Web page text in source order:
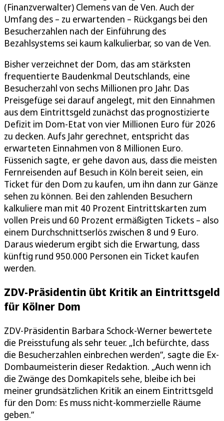
(Finanzverwalter) Clemens van de Ven. Auch der
Umfang des – zu erwartenden – Rückgangs bei den
Besucherzahlen nach der Einführung des
Bezahlsystems sei kaum kalkulierbar, so van de Ven.
Bisher verzeichnet der Dom, das am stärksten
frequentierte Baudenkmal Deutschlands, eine
Besucherzahl von sechs Millionen pro Jahr. Das
Preisgefüge sei darauf angelegt, mit den Einnahmen
aus dem Eintrittsgeld zunächst das prognostizierte
Defizit im Dom-Etat von vier Millionen Euro für 2026
zu decken. Aufs Jahr gerechnet, entspricht das
erwarteten Einnahmen von 8 Millionen Euro.
Füssenich sagte, er gehe davon aus, dass die meisten
Fernreisenden auf Besuch in Köln bereit seien, ein
Ticket für den Dom zu kaufen, um ihn dann zur Gänze
sehen zu können. Bei den zahlenden Besuchern
kalkuliere man mit 40 Prozent Eintrittskarten zum
vollen Preis und 60 Prozent ermäßigten Tickets – also
einem Durchschnittserlös zwischen 8 und 9 Euro.
Daraus wiederum ergibt sich die Erwartung, dass
künftig rund 950.000 Personen ein Ticket kaufen
werden.
ZDV-Präsidentin übt Kritik an Eintrittsgeld
für Kölner Dom
ZDV-Präsidentin Barbara Schock-Werner bewertete
die Preisstufung als sehr teuer. „Ich befürchte, dass
die Besucherzahlen einbrechen werden“, sagte die Ex-
Dombaumeisterin dieser Redaktion. „Auch wenn ich
die Zwänge des Domkapitels sehe, bleibe ich bei
meiner grundsätzlichen Kritik an einem Eintrittsgeld
für den Dom: Es muss nicht-kommerzielle Räume
geben.“